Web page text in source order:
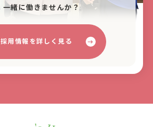
⼀緒に働きませんか？
採用情報を詳しく見る